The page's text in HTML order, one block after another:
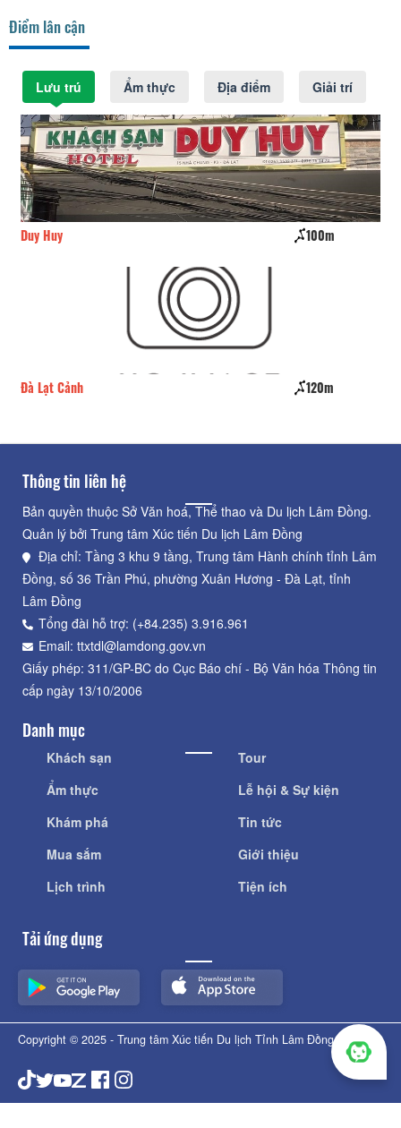
Điểm lân cận
Lưu trú Ẩm thực Địa điểm Giải trí
Duy Huy 100m
Đà Lạt Cảnh 120m
Thông tin liên hệ
Bản quyền thuộc Sở Văn hoá, Thể thao và Du lịch Lâm Đồng.
Quản lý bởi Trung tâm Xúc tiến Du lịch Lâm Đồng
Địa chỉ: Tầng 3 khu 9 tầng, Trung tâm Hành chính tỉnh Lâm
Đồng, số 36 Trần Phú, phường Xuân Hương - Đà Lạt, tỉnh
Lâm Đồng
Tổng đài hỗ trợ: (+84.235) 3.916.961
Email: ttxtdl@lamdong.gov.vn
Giấy phép: 311/GP-BC do Cục Báo chí - Bộ Văn hóa Thông tin
cấp ngày 13/10/2006
Danh mục
Khách sạn
Ẩm thực
Khám phá
Mua sắm
Lịch trình
Tour
Lễ hội & Sự kiện
Tin tức
Giới thiệu
Tiện ích
Tải ứng dụng
Copyright © 2025 - Trung tâm Xúc tiến Du lịch Tỉnh Lâm Đồng